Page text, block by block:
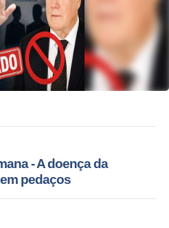
- A doença da
pedaços